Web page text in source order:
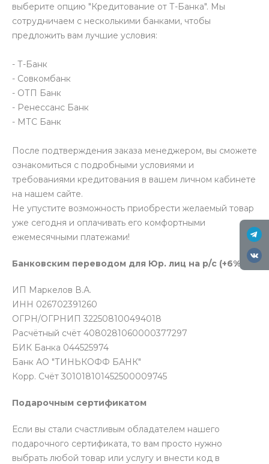
выберите опцию "Кредитование от Т-Банка". Мы
сотрудничаем с несколькими банками, чтобы
предложить вам лучшие условия:
- Т-Банк
- Совкомбанк
- ОТП Банк
- Ренессанс Банк
- МТС Банк
После подтверждения заказа менеджером, вы сможете
ознакомиться с подробными условиями и
требованиями кредитования в вашем личном кабинете
на нашем сайте.
Не упустите возможность приобрести желаемый товар
уже сегодня и оплачивать его комфортными
ежемесячными платежами!
Банковским переводом для Юр. лиц на р/с (+6%)
ИП Маркелов В.А.
ИНН 026702391260
ОГРН/ОГРНИП 322508100494018
Расчётный счёт 4080281060000377297
БИК Банка 044525974
Банк АО "ТИНЬКОФФ БАНК"
Корр. Счёт 301018101452500009745
Подарочным сертификатом
Если вы стали счастливым обладателем нашего
подарочного сертификата, то вам просто нужно
выбрать любой товар или услугу и внести код в